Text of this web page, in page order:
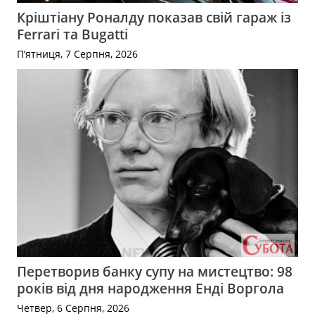
Кріштіану Роналду показав свій гараж із
Ferrari та Bugatti
П’ятниця, 7 Серпня, 2026
Перетворив банку супу на мистецтво: 98
років від дня народження Енді Воргола
Четвер, 6 Серпня, 2026